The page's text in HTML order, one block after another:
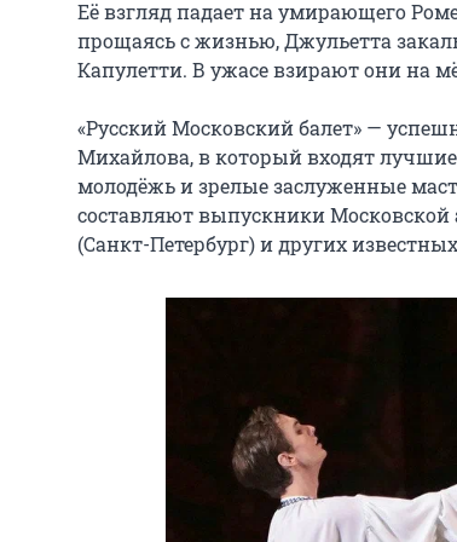
Её взгляд падает на умирающего
прощаясь с жизнью, Джульетта
Капулетти. В ужасе взирают они на
«Русский Московский балет» —
Михайлова, в который входят
молодёжь и зрелые заслуженные
составляют выпускники Московской
(Санкт-Петербург) и других